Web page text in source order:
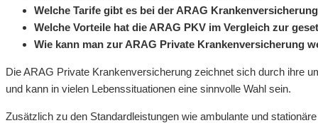
Welche Tarife gibt es bei der ARAG
Welche Vorteile hat die ARAG PKV im Vergleich zur
Wie kann man zur ARAG Private Krankenversicherung
Die ARAG Private Krankenversicherung zeichnet sich durch ihre
und kann in vielen Lebenssituationen eine sinnvolle Wahl sein.
Zusätzlich zu den Standardleistungen wie ambulante und